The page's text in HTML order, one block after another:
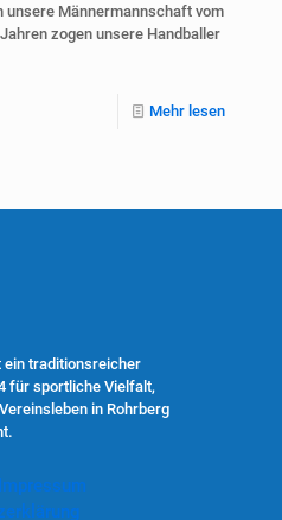
unsere Männermannschaft vom
zogen unsere Handballer
Mehr lesen
ein traditionsreicher
für sportliche Vielfalt,
in Rohrberg
Impressum